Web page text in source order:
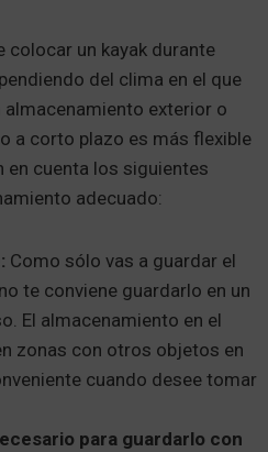
colocar un kayak durante
del clima en el que
almacenamiento exterior o
a corto plazo es más flexible
en cuenta los siguientes
adecuado:
Como sólo vas a guardar el
te conviene guardarlo en un
El almacenamiento en el
zonas con otros objetos en
cuando desee tomar
para guardarlo con